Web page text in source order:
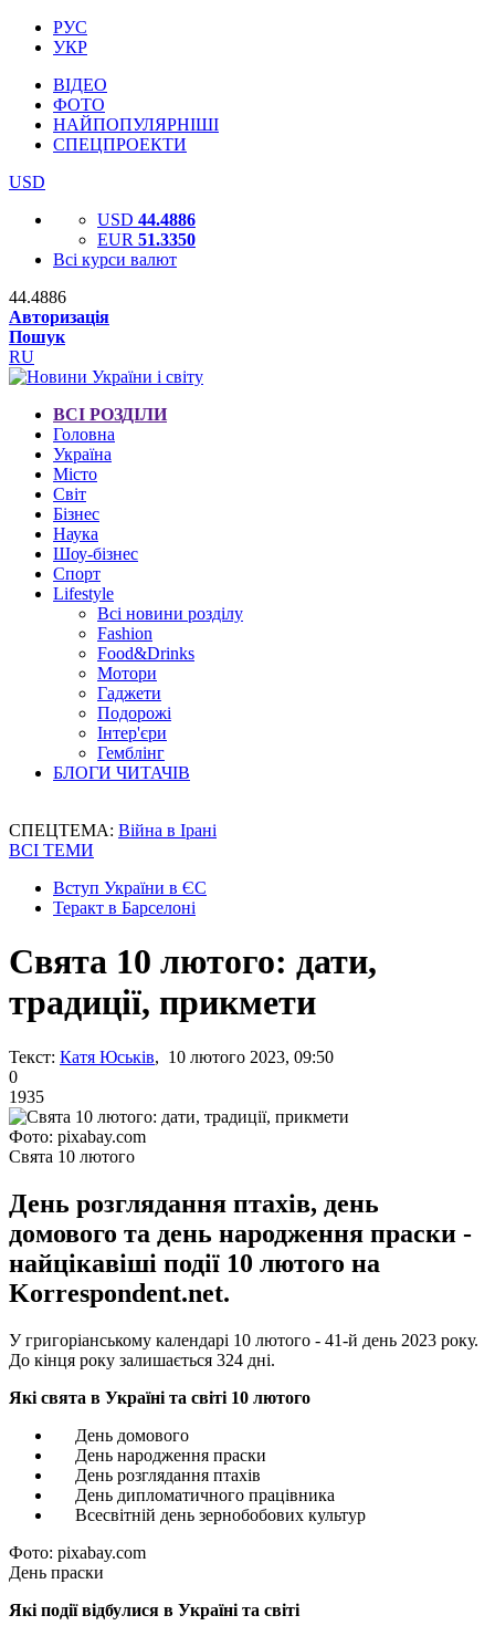
РУС
УКР
ВІДЕО
ФОТО
НАЙПОПУЛЯРНІШІ
СПЕЦПРОЕКТИ
USD
USD 44.4886
EUR 51.3350
Всі курси валют
44.4886
Авторизація
Пошук
RU
ВСІ РОЗДІЛИ
Головна
Україна
Місто
Світ
Бізнес
Наука
Шоу-бізнес
Спорт
Lifestyle
Всі новини розділу
Fashion
Food&Drinks
Мотори
Гаджети
Подорожі
Інтер'єри
Гемблінг
БЛОГИ ЧИТАЧІВ
СПЕЦТЕМА: Війна в Ірані
ВСІ ТЕМИ
Вступ України в ЄС
Теракт в Барселоні
Свята 10 лютого: дати,
традиції, прикмети
Текст: Катя Юськів, 10 лютого 2023, 09:50
0
1935
Фото: pixabay.com
Свята 10 лютого
День розглядання птахів, день
домового та день народження праски -
найцікавіші події 10 лютого на
Korrespondent.net.
У григоріанському календарі 10 лютого - 41-й день 2023 року.
До кінця року залишається 324 дні.
Які свята в Україні та світі 10 лютого
День домового
День народження праски
День розглядання птахів
День дипломатичного працівника
Всесвітній день зернобобових культур
Фото: pixabay.com
День праски
Які події відбулися в Україні та світі